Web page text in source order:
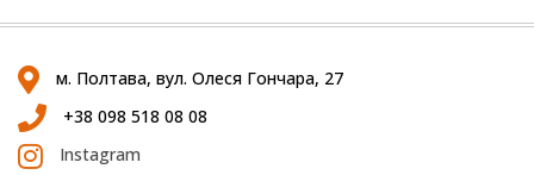
м. Полтава, вул. Олеся Гончара, 27
+38 098 518 08 08
Instagram